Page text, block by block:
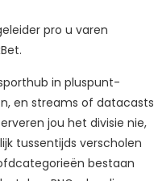
pro u varen
in pluspunt-
en streams of datacasts
jou het divisie nie,
tussentijds verscholen
bestaan